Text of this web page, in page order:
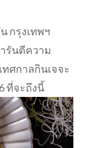
กรุงเทพฯ
รันตีความ
ศกาลกินเจจะ
ที่จะถึงนี้